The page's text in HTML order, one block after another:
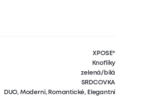
XPOSE®
Knoflíky
zelená/bílá
SRDCOVKA
DUO, Moderní, Romantické, Elegantní